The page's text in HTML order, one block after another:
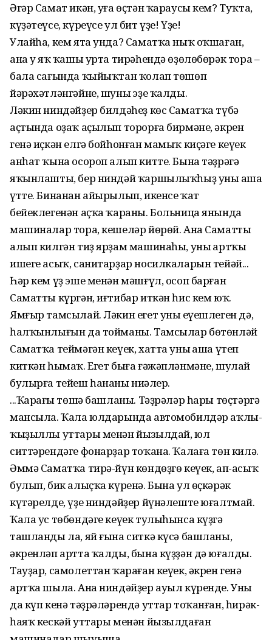
Әгәр Самат икән, уға өҫтән ҡараусы кем? Туҡта,
күҙәтеүсе, күреүсе ул бит үҙе! Үҙе!
Улайһа, кем ята унда? Саматҡа ныҡ оҡшаған,
ана уң яҡ ҡашы урта тирәһендә өҙөлөбөрәк тора –
бала сағында ҡыйыҡтан ҡолап төшөп
йәрәхәтләнгәйне, шуның эҙе ҡалды.
Ләкин ниндәйҙер билдәһеҙ көс Саматҡа түбә
аҫтында оҙаҡ аҫылып торорға бирмәне, әкрен
генә иҫкән елгә бойһонған мамыҡ киҫәге кеүек
анһат ҡына осороп алып китте. Бына тәҙрәгә
яҡынлашты, бер ниндәй ҡаршылыҡһыҙ уның аша
үтте. Бинанан айырылып, икенсе ҡат
бейеклегенән аҫҡа ҡараны. Больница янында
машиналар тора, кешеләр йөрөй. Ана Саматты
алып килгән тиҙ ярҙам машинаһы, уның артҡы
ишеге асыҡ, санитарҙар носилкаларын тейәй...
Һәр кем үҙ эше менән мәшғүл, осоп барған
Саматты күргән, иғтибар иткән һис кем юҡ.
Ямғыр тамсылай. Ләкин егет уның еүешлеген дә,
һалҡынлығын да тойманы. Тамсылар бөтөнләй
Саматҡа теймәгән кеүек, хатта уның аша үтеп
киткән һымаҡ. Егет быға ғәжәпләнмәне, шулай
булырға тейеш һананы ниңәлер.
...Ҡараңғы төшә башланы. Тәҙрәләр һары төҫтәргә
мансыла. Ҡала юлдарында автомобилдәр аҡлы-
ҡыҙыллы уттары менән йызылдай, юл
ситтәрендәге фонарҙар тоҡана. Ҡалаға төн килә.
Әммә Саматҡа тирә-йүн көндөҙгө кеүек, ап-асыҡ
булып, бик алыҫҡа күренә. Бына ул өҫкәрәк
күтәрелде, үҙе ниндәйҙер йүнәлеште юғалтмай.
Ҡала ус төбөндәге кеүек тулыһынса күҙгә
ташланды ла, яй ғына ситкә күсә башланы,
әкренләп артта ҡалды, бына күҙҙән дә юғалды.
Тауҙар, самолеттан ҡараған кеүек, әкрен генә
артҡа шыла. Ана ниндәйҙер ауыл күренде. Уның
да күп кенә тәҙрәләрендә уттар тоҡанған, һирәк-
һаяҡ кескәй уттары менән йызылдаған